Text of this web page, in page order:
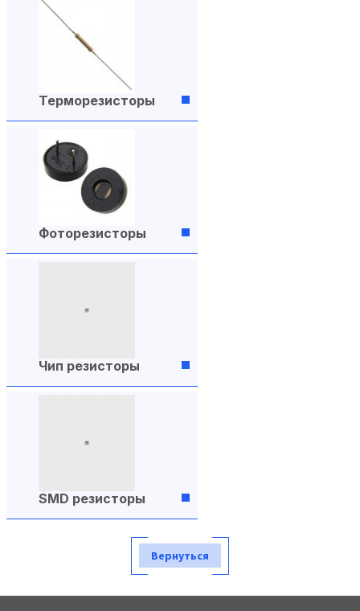
Терморезисторы
Фоторезисторы
Чип резисторы
SMD резисторы
Вернуться